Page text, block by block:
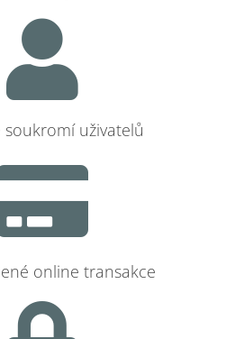
soukromí uživatelů
online transakce